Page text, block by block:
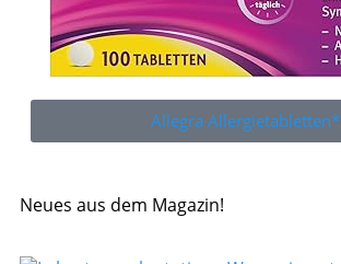
Allegra Allergietabletten*
Neues aus dem Magazin!